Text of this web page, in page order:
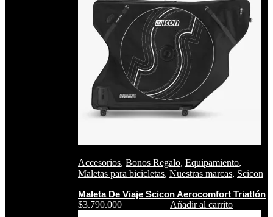
Accesorios, Bonos Regalo, Equipamiento,
Maletas para bicicletas, Nuestras marcas, Scicon
Maleta De Viaje Scicon Aerocomfort Triatlón
$3.790.000 Añadir al carrito